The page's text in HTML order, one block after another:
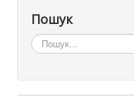
Пошук
Пошук...